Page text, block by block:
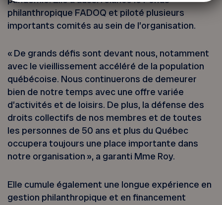
philanthropique FADOQ et piloté plusieurs
importants comités au sein de l’organisation.
« De grands défis sont devant nous, notamment
avec le vieillissement accéléré de la population
québécoise. Nous continuerons de demeurer
bien de notre temps avec une offre variée
d’activités et de loisirs. De plus, la défense des
droits collectifs de nos membres et de toutes
les personnes de 50 ans et plus du Québec
occupera toujours une place importante dans
notre organisation », a garanti Mme Roy.
Elle cumule également une longue expérience en
gestion philanthropique et en financement